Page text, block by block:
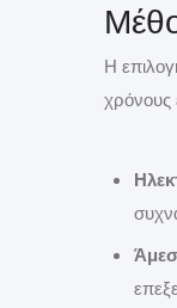
Η
χρόνους